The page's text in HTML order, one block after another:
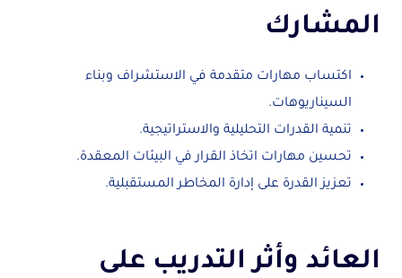
المشارك
اكتساب مهارات متقدمة في الاستشراف وبناء
السيناريوهات.
تنمية القدرات التحليلية والاستراتيجية.
تحسين مهارات اتخاذ القرار في البيئات المعقدة.
تعزيز القدرة على إدارة المخاطر المستقبلية.
العائد وأثر التدريب على